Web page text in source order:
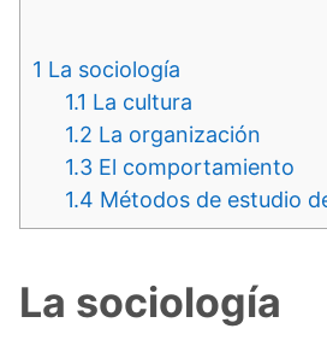
1 La sociología
1.1 La cultura
1.2 La organización
1.3 El comportamiento
1.4 Métodos de estudio
La sociología